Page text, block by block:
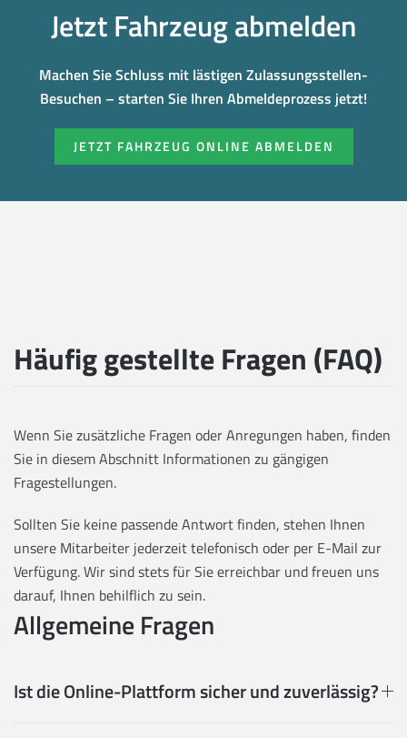
Jetzt Fahrzeug abmelden
Machen Sie Schluss mit lästigen Zulassungsstellen-
Besuchen – starten Sie Ihren Abmeldeprozess jetzt!
JETZT FAHRZEUG ONLINE ABMELDEN
Häufig gestellte Fragen (FAQ)
Wenn Sie zusätzliche Fragen oder Anregungen haben, finden
Sie in diesem Abschnitt Informationen zu gängigen
Fragestellungen.
Sollten Sie keine passende Antwort finden, stehen Ihnen
unsere Mitarbeiter jederzeit telefonisch oder per E-Mail zur
Verfügung. Wir sind stets für Sie erreichbar und freuen uns
darauf, Ihnen behilflich zu sein.
Allgemeine Fragen
Ist die Online-Plattform sicher und zuverlässig?